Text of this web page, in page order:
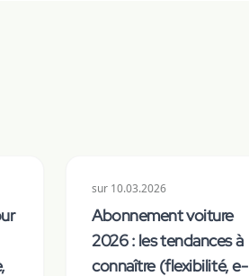
sur 10.03.2026
Abonnement voiture
2026 : les tendances à
connaître (flexibilité, e-